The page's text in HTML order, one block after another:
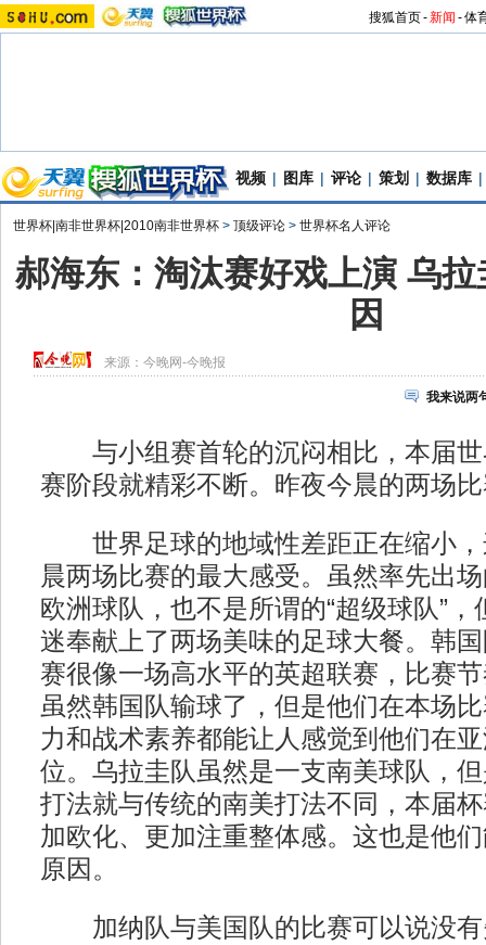
搜狐首页-新闻 -体
视频 | 图库 | 评论 | 策划 | 数据库 |
世界杯|南非世界杯|2010南非世界杯 > 顶级评论 > 世界杯名人评论
郝海东：淘汰赛好戏上演 乌
因
来源： 今晚网-今晚报
我来说两
与小组赛首轮的沉闷相比，本届世
赛阶段就精彩不断。昨夜今晨的两场
世界足球的地域性差距正在缩小，
晨两场比赛的最大感受。虽然率先出
欧洲球队，也不是所谓的“超级球队”
迷奉献上了两场美味的足球大餐。韩
赛很像一场高水平的英超联赛，比赛
虽然韩国队输球了，但是他们在本场
力和战术素养都能让人感觉到他们在
位。乌拉圭队虽然是一支南美球队，
打法就与传统的南美打法不同，本届
加欧化、更加注重整体感。这也是他
原因。
加纳队与美国队的比赛可以说没有